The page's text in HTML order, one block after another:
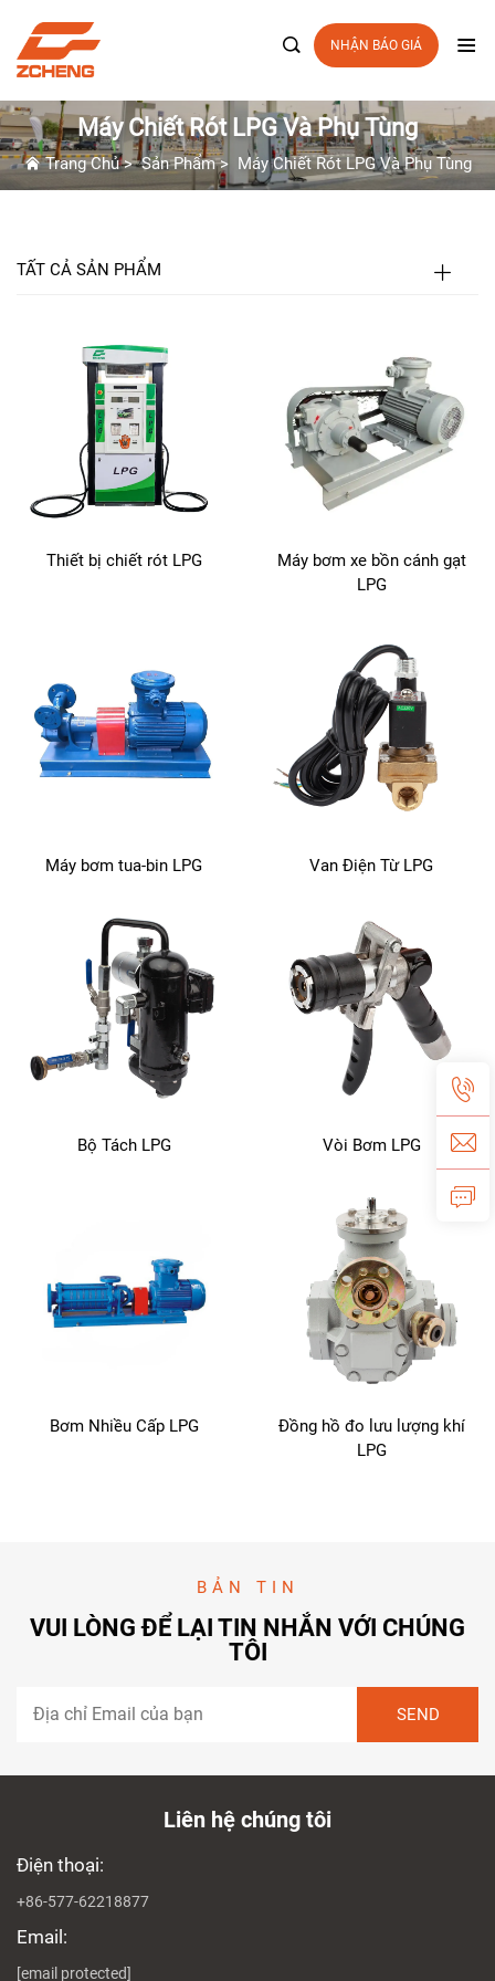
 NHẬN BÁO GIÁ
Máy Chiết Rót LPG Và Phụ Tùng
Trang Chủ>Sản Phẩm> Máy Chiết Rót LPG Và Phụ Tùng
TẤT CẢ SẢN PHẨM
Thiết bị chiết rót LPG
Máy bơm xe bồn cánh gạt
LPG
Máy bơm tua-bin LPG Van Điện Từ LPG
Bộ Tách LPG Vòi Bơm LPG
Bơm Nhiều Cấp LPG
Đồng hồ đo lưu lượng khí
LPG
BẢN TIN
VUI LÒNG ĐỂ LẠI TIN NHẮN VỚI CHÚNG
TÔI
Liên hệ chúng tôi
Điện thoại:
+86-577-62218877
Email:
[email protected]